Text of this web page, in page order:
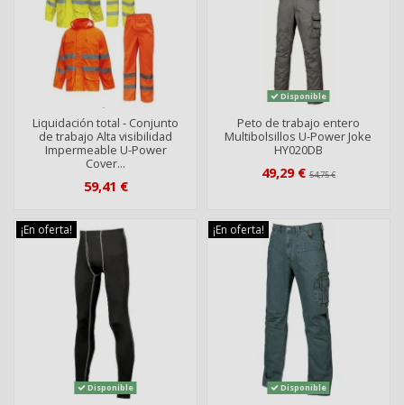
Liquidación total - Conjunto
de trabajo Alta visibilidad
Impermeable U-Power
Cover...
59,41 €
Disponible
Peto de trabajo entero
Multibolsillos U-Power Joke
HY020DB
49,29 €54,75 €
¡En oferta!
Disponible
¡En oferta!
Disponible